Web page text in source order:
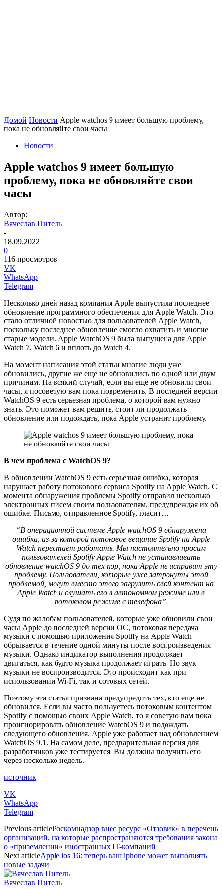
Домой Новости Apple watchos 9 имеет большую проблему,
пока не обновляйте свои часы
Новости
Apple watchos 9 имеет большую
проблему, пока не обновляйте свои
часы
Автор:
Вячеслав Питель
-
18.09.2022
0
116 просмотров
VK
WhatsApp
Telegram
Несколько дней назад компания Apple выпустила последнее
обновление программного обеспечения для Apple Watch. Это
стало отличной новостью для пользователей Apple Watch,
поскольку последнее обновление смогло охватить и многие
старые модели. Apple WatchOS 9 была выпущена для Apple
Watch 7, Watch 6 и вплоть до Watch 4.
На момент написания этой статьи многие люди уже
обновились, другие же еще не обновились по одной или двум
причинам. На всякий случай, если вы еще не обновили свои
часы, я посоветую вам пока повременить. В последней версии
WatchOS 9 есть серьезная проблема, о которой вам нужно
знать. Это поможет вам решить, стоит ли продолжать
обновление или подождать, пока Apple устранит проблему.
В чем проблема с WatchOS 9?
В обновлении WatchOS 9 есть серьезная ошибка, которая
нарушает работу потокового сервиса Spotify на Apple Watch. С
момента обнаружения проблемы Spotify отправил несколько
электронных писем своим пользователям, предупреждая их об
ошибке. Письмо, отправленное Spotify, гласит…
“В операционной системе Apple watchOS 9 обнаружена
ошибка, из-за которой потоковое вещание Spotify на Apple
Watch перестает работать. Мы настоятельно просим
пользователей Spotify Apple Watch не устанавливать
обновление watchOS 9 до тех пор, пока Apple не исправит эту
проблему. Пользователи, которые уже затронуты этой
проблемой, могут вместо этого загрузить свой контент на
Apple Watch и слушать его в автономном режиме или в
потоковом режиме с телефона”.
Судя по жалобам пользователей, которые уже обновили свои
часы Apple до последней версии ОС, потоковая передача
музыки с помощью приложения Spotify на Apple Watch
обрывается в течение одной минуты после воспроизведения
музыки. Однако индикатор выполнения продолжает
двигаться, как будто музыка продолжает играть. Но звук
музыки не воспроизводится. Это происходит как при
использовании Wi-Fi, так и сотовых сетей.
Поэтому эта статья призвана предупредить тех, кто еще не
обновился. Если вы часто пользуетесь потоковым контентом
Spotify с помощью своих Apple Watch, то я советую вам пока
проигнорировать обновление WatchOS 9 и подождать
следующего обновления. Apple уже работает над обновлением
WatchOS 9.1. На самом деле, предварительная версия для
разработчиков уже тестируется. Вы должны получить его
через несколько недель.
источник
VK
WhatsApp
Telegram
Previous articleРоскомнадзор внес ресурс «Отзовик» в перечень
организаций, на которые распространяются требования закона
о «приземлении» иностранных IT-компаний
Next articleApple ios 16: теперь ваш iphone может выполнять
новые задачи
Вячеслав Питель